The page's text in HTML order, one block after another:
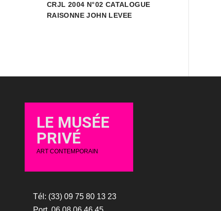
CRJL 2004 N°02 CATALOGUE
RAISONNE JOHN LEVEE
LE MUSÉE
PRIVÉ
ART CONTEMPORAIN
Tél: (33) 09 75 80 13 23